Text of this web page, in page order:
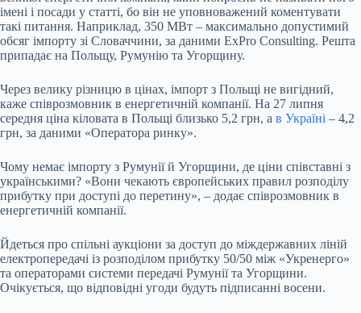
імені і посади у статті, бо він не уповноважений коментувати
такі питання. Наприклад, 350 МВт – максимально допустимий
обсяг імпорту зі Словаччини, за даними ExPro Consulting. Решта
припадає на Польщу, Румунію та Угорщину.
Через велику різницю в цінах, імпорт з Польщі не вигідний,
каже співрозмовник в енергетичній компанії. На 27 липня
середня ціна кіловата в Польщі близько 5,2 грн, а в Україні – 4,2
грн, за даними «Оператора ринку».
Чому немає імпорту з Румунії й Угорщини, де ціни співставні з
українськими? «Вони чекають європейських правил розподілу
прибутку при доступі до перетину», – додає співрозмовник в
енергетичній компанії.
Йдеться про спільні аукціони за доступ до міждержавних ліній
електропередачі із розподілом прибутку 50/50 між «Укренерго»
та операторами системи передачі Румунії та Угорщини.
Очікується, що відповідні угоди будуть підписанні восени.